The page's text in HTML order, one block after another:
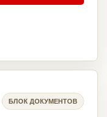
БЛОК ДОКУМЕНТОВ